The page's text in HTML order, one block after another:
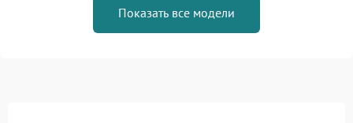
Показать все модели